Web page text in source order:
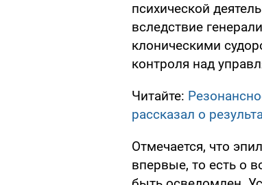
психической
вследствие
клоническими
контроля над
Читайте:
рассказал о
Отмечается, что
впервые, то есть о